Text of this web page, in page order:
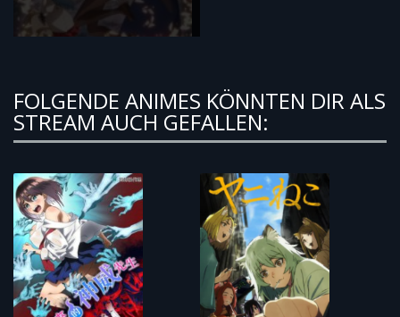
FOLGENDE ANIMES KÖNNTEN DIR ALS
STREAM AUCH GEFALLEN: